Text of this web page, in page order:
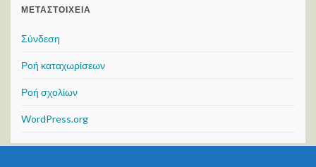
ΜΕΤΑΣΤΟΙΧΕΊΑ
Σύνδεση
Ροή καταχωρίσεων
Ροή σχολίων
WordPress.org